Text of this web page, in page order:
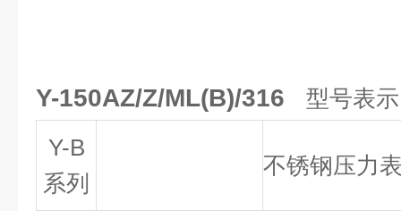
Y-150AZ/Z/ML(B)/316 型号表示
Y-B
系列
不锈钢压力